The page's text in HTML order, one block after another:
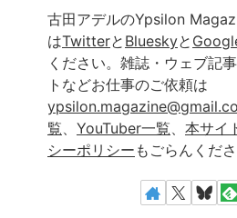
古田アデルのYpsilon
はTwitterと Blueskyと
ください。雑誌・ウェブ記
トなどお仕事のご依頼は
覧、 YouTuber一覧、 本サイ
シーポリシー もごらんくださ